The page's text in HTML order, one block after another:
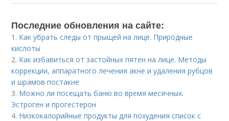
Последние обновления на сайте:
1. Как убрать следы от прыщей на лице. Природные
кислоты
2. Как избавиться от застойных пятен на лице. Методы
коррекции, аппаратного лечения акне и удаления рубцов
и шрамов постакне
3. Можно ли посещать баню во время месячных.
Эстроген и прогестерон
4. Низкокалорийные продукты для похудения список с